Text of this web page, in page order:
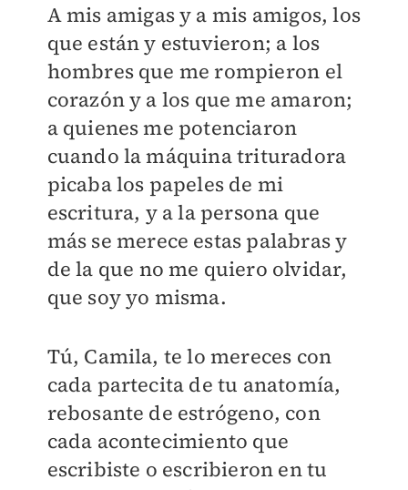
A mis amigas y a mis amigos, los
que están y estuvieron; a los
hombres que me rompieron el
corazón y a los que me amaron;
a quienes me potenciaron
cuando la máquina trituradora
picaba los papeles de mi
escritura, y a la persona que
más se merece estas palabras y
de la que no me quiero olvidar,
que soy yo misma.
Tú, Camila, te lo mereces con
cada partecita de tu anatomía,
rebosante de estrógeno, con
cada acontecimiento que
escribiste o escribieron en tu